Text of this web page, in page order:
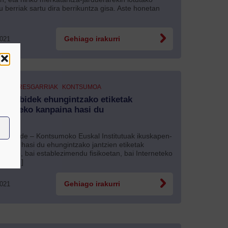
berriak sartu dira berrikuntza gisa. Aste honetan
Gehiago irakurri
INTERESGARRIAK KONTSUMOA
ehungintzako etiketak
kanpaina hasi du
– Kontsumoko Euskal Institutuak ikuskapen-
bat hasi du ehungintzako jantzien etiketak
bai establezimendu fisikoetan, bai Interneteko
[…]
Gehiago irakurri